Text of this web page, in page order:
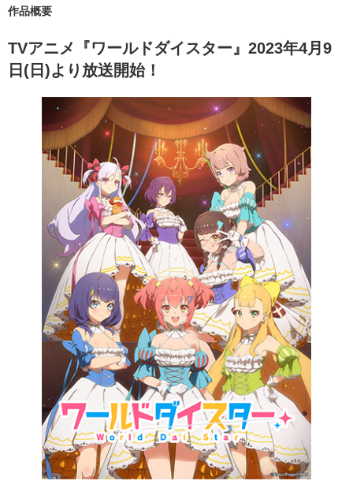
作品概要
TVアニメ『ワールドダイスター』2023年4月9
日(日)より放送開始！